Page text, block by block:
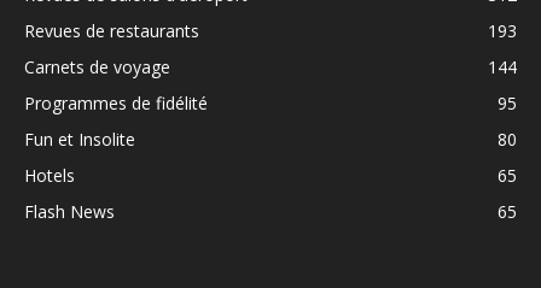
Revues de restaurants
193
Carnets de voyage
144
Programmes de fidélité
95
Fun et Insolite
80
Hotels
65
Flash News
65